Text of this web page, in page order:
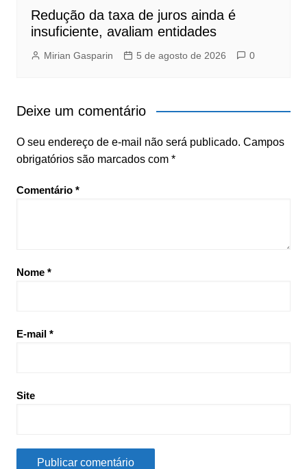
Redução da taxa de juros ainda é
insuficiente, avaliam entidades
Mirian Gasparin 5 de agosto de 2026 0
Deixe um comentário
O seu endereço de e-mail não será publicado. Campos
obrigatórios são marcados com *
Comentário *
Nome *
E-mail *
Site